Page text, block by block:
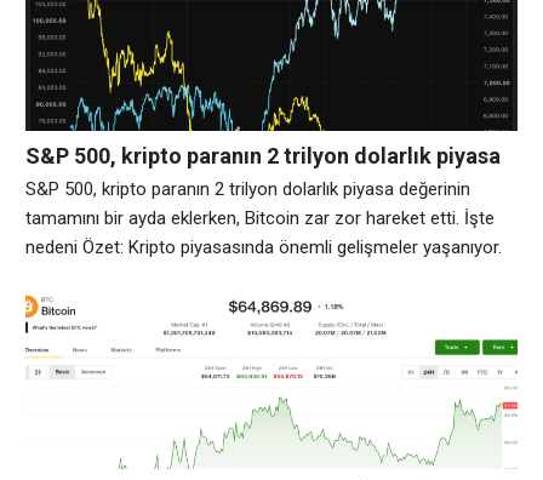
sağlıyor. Santiment tarafından takip edilen Blockchain verileri,
balinaların ve köpekbalıklarının
S&P 500, kripto paranın 2 trilyon dolarlık piyasa
değerinin tamamını bir ayda eklerken, Bitcoin zar
zor hareket etti. İşte nedeni
S&P 500, kripto paranın 2 trilyon dolarlık piyasa değerinin
tamamını bir ayda eklerken, Bitcoin zar zor hareket etti. İşte
nedeni Özet: Kripto piyasasında önemli gelişmeler yaşanıyor.
olduğu gibi bu kez de geride kalıyor. Nedenleri bariz olanın
ötesine geçiyor. S&P 500 endeksi bu ay yüzde